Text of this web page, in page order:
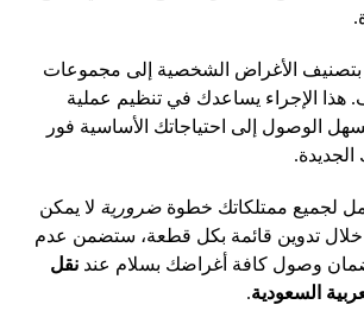
بتصنيف الأغراض الشخصية إلى مجموعات
هذا الإجراء يساعدك في تنظيم عملية
الوصول إلى احتياجاتك الأساسية فور
لجميع ممتلكاتك خطوةضرورية لا يمكن
خلال تدوين قائمة بكل قطعة، ستضمن عدم
وصول كافة أغراضك بسلام عندنقل
السعودية.